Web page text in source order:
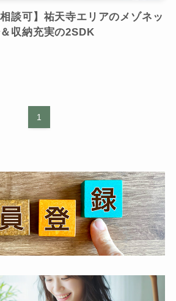
談可】祐天寺エリアのメゾネッ
収納充実の2SDK
1